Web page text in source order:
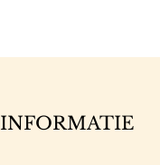
INFORMATIE